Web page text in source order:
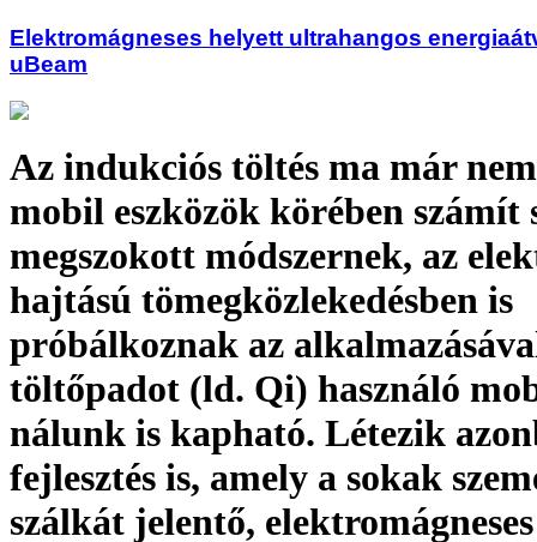
Elektromágneses helyett ultrahangos
uBeam
Az indukciós töltés ma már
mobil eszközök körében számít
megszokott módszernek, az
hajtású tömegközlekedésben is
próbálkoznak az
töltőpadot (ld. Qi) használó
nálunk is kapható. Létezik
fejlesztés is, amely a sokak
szálkát jelentő,